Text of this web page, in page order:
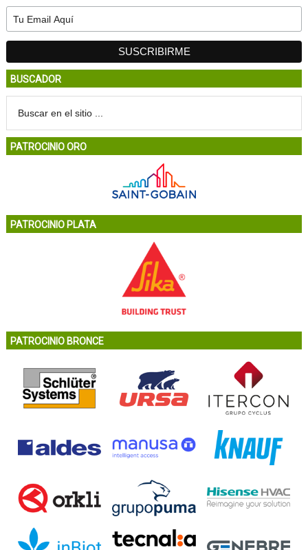
BUSCADOR
PATROCINIO ORO
PATROCINIO PLATA
PATROCINIO BRONCE